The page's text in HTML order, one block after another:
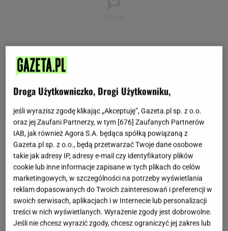
Zupa pomidorowa to jeden z tychobiadów, który
niemal każdy ma w swoim repertuarze. Smakuje w
zasadzie wszystkim i jest idealny, gdy nie wiemy, co
zaserwować bliskim, żeby ich zadowolić i porządnie
nakarmić. To także jeden z najczęściej
serwowanychobiadów w poniedziałki i po różnych
Droga Użytkowniczko, Drogi Użytkowniku,
jeśli wyrazisz zgodę klikając „Akceptuję”, Gazeta.pl sp. z o.o.
oraz jej Zaufani Partnerzy, w tym [676] Zaufanych Partnerów
IAB, jak również Agora S.A. będąca spółką powiązaną z
Gazeta.pl sp. z o.o., będą przetwarzać Twoje dane osobowe
takie jak adresy IP, adresy e-mail czy identyfikatory plików
cookie lub inne informacje zapisane w tych plikach do celów
marketingowych, w szczególności na potrzeby wyświetlania
reklam dopasowanych do Twoich zainteresowań i preferencji w
swoich serwisach, aplikacjach i w Internecie lub personalizacji
treści w nich wyświetlanych. Wyrażenie zgody jest dobrowolne.
Jeśli nie chcesz wyrazić zgody, chcesz ograniczyć jej zakres lub